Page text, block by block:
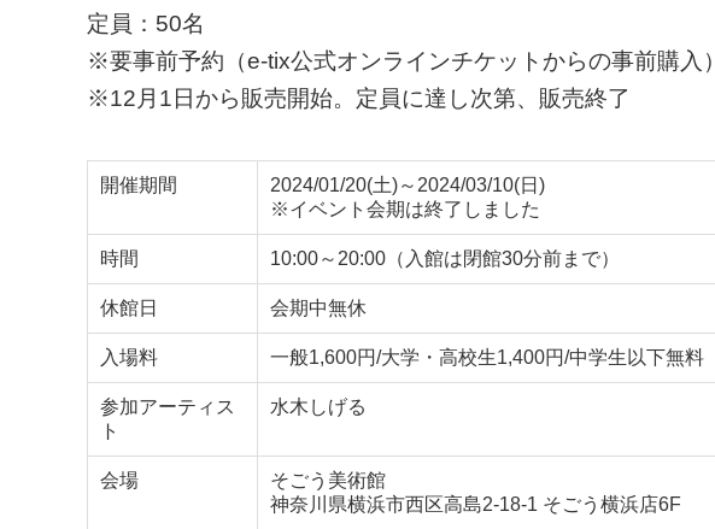
定員：50名
※要事前予約（e-tix公式オンラインチケットからの事前購入）
※12月1日から販売開始。定員に達し次第、販売終了
開催期間
2024/01/20(土)～2024/03/10(日)
※イベント会期は終了しました
時間 10:00～20:00（入館は閉館30分前まで）
休館日 会期中無休
入場料 一般1,600円/大学・高校生1,400円/中学生以下無料
参加アーティス
ト
水木しげる
会場
そごう美術館
神奈川県横浜市西区高島2-18-1 そごう横浜店6F